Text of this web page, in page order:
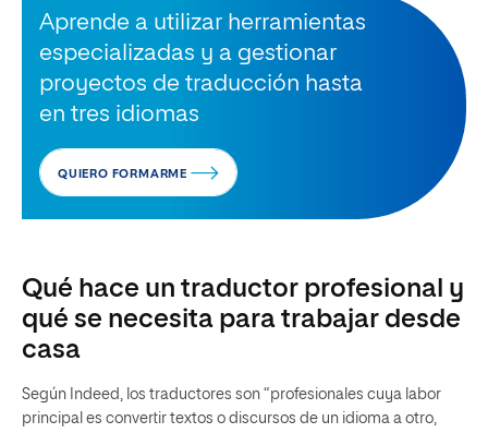
Aprende a utilizar herramientas
especializadas y a gestionar
proyectos de traducción hasta
en tres idiomas
QUIERO FORMARME
Qué hace un traductor profesional y
qué se necesita para trabajar desde
casa
Según Indeed, los traductores son “profesionales cuya labor
principal es convertir textos o discursos de un idioma a otro,